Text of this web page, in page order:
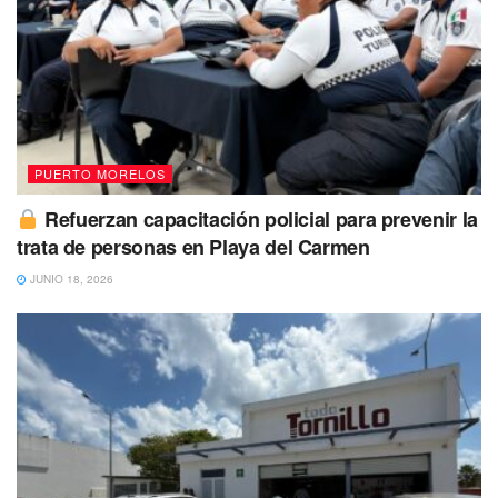
Zahori Leiram Canul Tolosa de 6 añosde edad fue vista
por última vez por sus familiares el 29 de junio de 2023,
por sus familiares en
Solidaridad, Quintana Roo.
PUERTO MORELOS
Refuerzan capacitación policial para prevenir la
trata de personas en Playa del Carmen
JUNIO 18, 2026